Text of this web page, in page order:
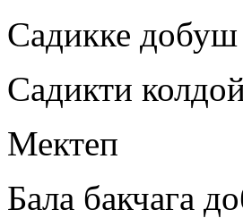
Садикке
Садикти
Мектеп
Бала бакчага